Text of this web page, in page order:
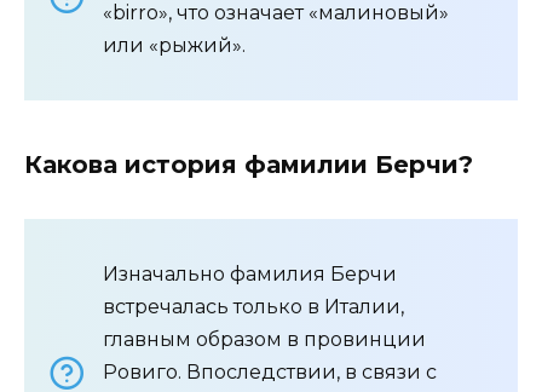
«birro», что означает «малиновый»
или «рыжий».
Какова история фамилии Берчи?
Изначально фамилия Берчи
встречалась только в Италии,
главным образом в провинции
Ровиго. Впоследствии, в связи с